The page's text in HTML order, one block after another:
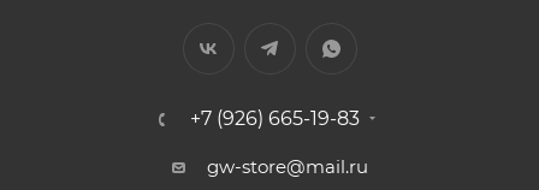
+7 (926) 665-19-83
gw-store@mail.ru